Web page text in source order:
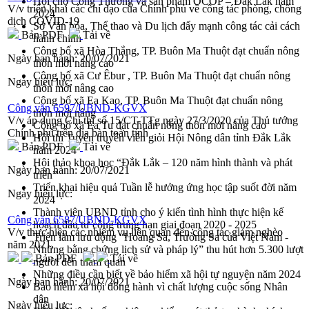
2024
Sở Văn hóa, Thể thao và Du lịch đẩy mạnh công tác cải cách
hành chính
Công bố xã Hòa Thắng, TP. Buôn Ma Thuột đạt chuẩn nông
thôn mới nâng cao
Công bố xã Cư Êbur , TP. Buôn Ma Thuột đạt chuẩn nông
thôn mới nâng cao
Công bố xã Ea Kao, TP. Buôn Ma Thuột đạt chuẩn nông
thôn mới nâng
Công bố xã Ea Tu đạt chuẩn nông thôn mới nâng cao
Hội thi Tuyên truyền viên giỏi Hội Nông dân tỉnh Đắk Lắk
năm 2024
Hội thảo khoa học “Đắk Lắk – 120 năm hình thành và phát
triển”
Triển khai hiệu quả Tuần lễ hưởng ứng học tập suốt đời năm
2024
Thành viên UBND tỉnh cho ý kiến tình hình thực hiện kế
hoạch đầu tư công trung hạn giai đoạn 2020 - 2025
Triển lãm lưu động “Hoàng Sa, Trường Sa của Việt Nam -
Những bằng chứng lịch sử và pháp lý” thu hút hơn 5.300 lượt
người đến tham quan
Những điều cần biết về bảo hiểm xã hội tự nguyện năm 2024
Bảo hiểm xã hội đồng hành vì chất lượng cuộc sống Nhân
dân
V/v triển khai các chỉ đạo của Chính phủ về công tác phòng, chống
dịch COVID-19
Bản PDF
Tải về
Ngày ban hành:20/07/2021
Ngày hiệu lực:
Công văn 6597/UBND-KGVX
V/v áp dụng Chỉ thị số 15/CT-TTg ngày 27/3/2020 của Thủ tướng
Chính phủ trên địa bàn toàn tỉnh
Bản PDF
Tải về
Ngày ban hành:20/07/2021
Ngày hiệu lực:
Công văn 6587/UBND-KGVX
V/v thực hiện các nhiệm vụ liên quan đến công tác giảm nghèo
năm 2021
Bản PDF
Tải về
Ngày ban hành:20/07/2021
Ngày hiệu lực: